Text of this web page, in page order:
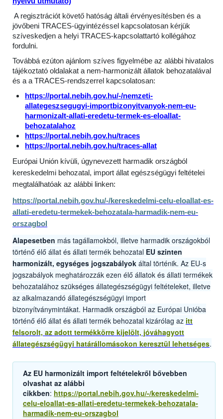
A regisztrációt követő hatóság általi érvényesítésben és a
jövőbeni TRACES-ügyintézéssel kapcsolatosan kérjük
szíveskedjen a helyi TRACES-kapcsolattartó kollégához
fordulni.
Továbbá ezúton ajánlom szíves figyelmébe az alábbi hivatalos
tájékoztató oldalakat a nem-harmonizált állatok behozatalával
és a a TRACES-rendszerrel kapcsolatosan:
https://portal.nebih.gov.hu/-/nemzeti-
allategeszsegugyi-importbizonyitvanyok-nem-eu-
harmonizalt-allati-eredetu-termek-es-eloallat-
behozatalahoz
https://portal.nebih.gov.hu/traces
https://portal.nebih.gov.hu/traces-allat
Európai Unión kívüli, úgynevezett harmadik országból
kereskedelmi behozatal, import állat egészségügyi feltételei
megtalálhatóak az alábbi linken:
https://portal.nebih.gov.hu/-/kereskedelmi-celu-eloallat-es-
allati-eredetu-termekek-behozatala-harmadik-nem-eu-
orszagbol
Alapesetben más tagállamokból, illetve harmadik országokból
történő élő állat és állati termék behozatal EU szinten
harmonizált, egységes jogszabályok által történik. Az EU-s
jogszabályok meghatározzák ezen élő állatok és állati termékek
behozatalához szükséges állategészségügyi feltételeket, illetve
az alkalmazandó állategészségügyi import
bizonyítványmintákat. Harmadik országból az Európai Unióba
történő élő állat és állati termék behozatal kizárólag az itt
felsorolt, az adott termékkörre kijelölt, jóváhagyott
állategészségügyi határállomásokon keresztül lehetséges.
Az EU harmonizált import feltételekről bővebben
olvashat az alábbi
cikkben: https://portal.nebih.gov.hu/-/kereskedelmi-
celu-eloallat-es-allati-eredetu-termekek-behozatala-
harmadik-nem-eu-orszagbol